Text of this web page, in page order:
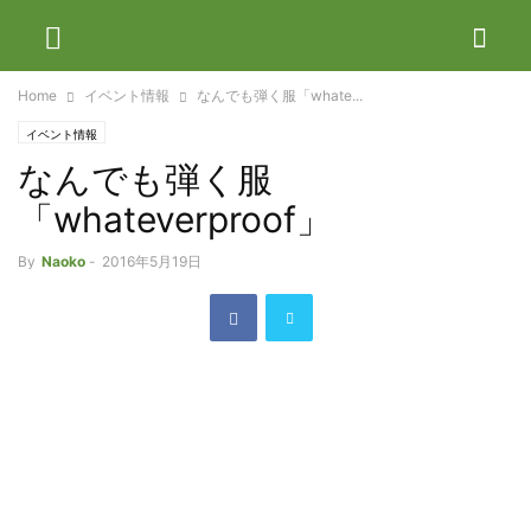
Home イベント情報 なんでも弾く服「whate...
イベント情報
なんでも弾く服
「whateverproof」
By Naoko - 2016年5月19日